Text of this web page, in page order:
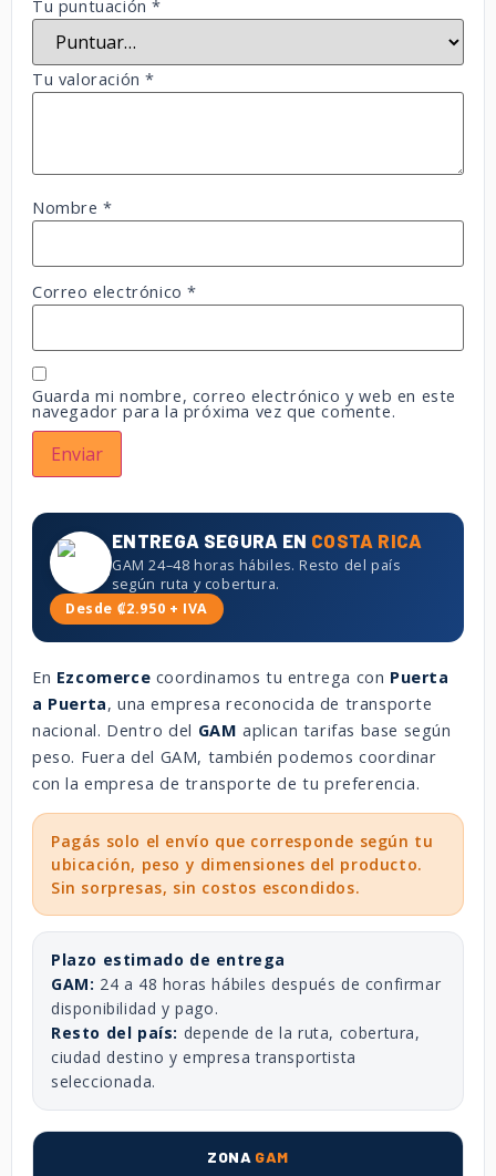
Tu puntuación*
Tu valoración*
Nombre*
Correo electrónico*
Guarda mi nombre, correo electrónico y web en este
navegador para la próxima vez que comente.
ENTREGA SEGURA EN COSTA RICA
GAM 24–48 horas hábiles. Resto del país
según ruta y cobertura.
Desde ₡2.950 + IVA
En Ezcomerce coordinamos tu entrega con Puerta
a Puerta, una empresa reconocida de transporte
nacional. Dentro del GAM aplican tarifas base según
peso. Fuera del GAM, también podemos coordinar
con la empresa de transporte de tu preferencia.
Pagás solo el envío que corresponde según tu
ubicación, peso y dimensiones del producto.
Sin sorpresas, sin costos escondidos.
Plazo estimado de entrega
GAM: 24 a 48 horas hábiles después de confirmar
disponibilidad y pago.
Resto del país: depende de la ruta, cobertura,
ciudad destino y empresa transportista
seleccionada.
ZONA GAM